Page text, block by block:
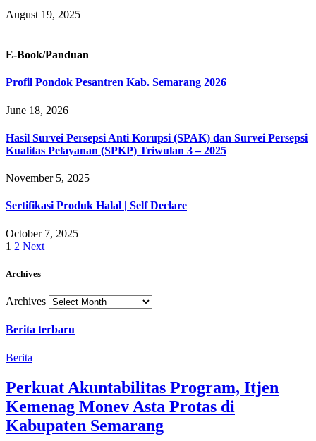
August 19, 2025
E-Book/Panduan
Profil Pondok Pesantren Kab. Semarang 2026
June 18, 2026
Hasil Survei Persepsi Anti Korupsi (SPAK) dan Survei Persepsi
Kualitas Pelayanan (SPKP) Triwulan 3 – 2025
November 5, 2025
Sertifikasi Produk Halal | Self Declare
October 7, 2025
1 2 Next
Archives
Archives
Berita terbaru
Berita
Perkuat Akuntabilitas Program, Itjen
Kemenag Monev Asta Protas di
Kabupaten Semarang